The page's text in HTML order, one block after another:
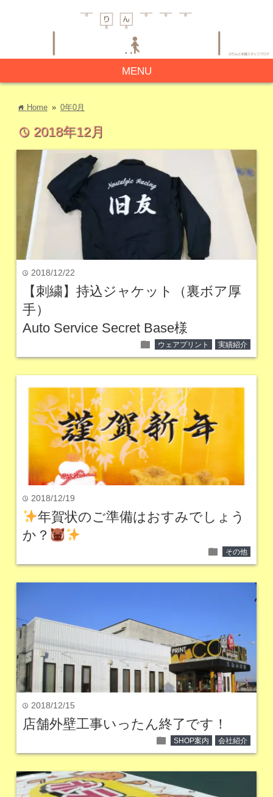
MENU
home Home » 0年0月
time 2018年12月
time 2018/12/22
【刺繍】持込ジャケット（裏ボア厚
手）
Auto Service Secret Base様
folder ウェアプリント 実績紹介
time 2018/12/19
年賀状のご準備はおすみでしょう
か？
folder その他
time 2018/12/15
店舗外壁工事いったん終了です！
folder SHOP案内 会社紹介